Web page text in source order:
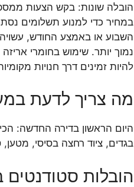
הובלה שונות: בקש הצעות
במחיר כדי למנוע תשלומים
השבוע או באמצע החודש,
נמוך יותר. שימוש בחומרי
להיות זמינים דרך חנויות
מה צריך לדעת
היום הראשון בדירה החדשה:
בגדים, ציוד רחצה בסיסי,
הובלות סטודנטים